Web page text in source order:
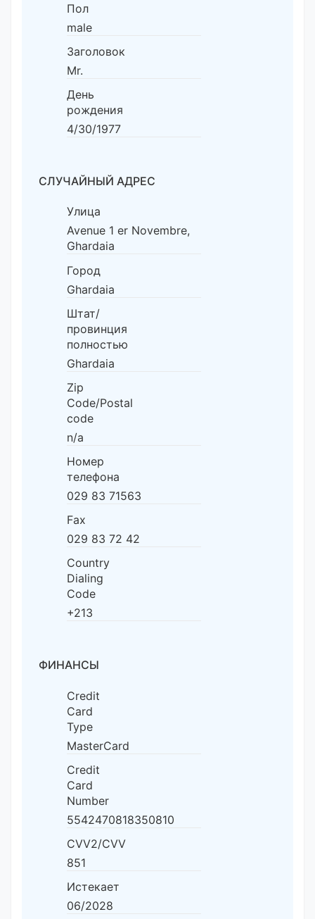
Пол
male
Заголовок
Mr.
День
рождения
4/30/1977
СЛУЧАЙНЫЙ АДРЕС
Улица
Avenue 1 er Novembre,
Ghardaia
Город
Ghardaia
Штат/
провинция
полностью
Ghardaia
Zip
Code/Postal
code
n/a
Номер
телефона
029 83 71563
Fax
029 83 72 42
Country
Dialing
Code
+213
ФИНАНСЫ
Credit
Card
Type
MasterCard
Credit
Card
Number
5542470818350810
CVV2/CVV
851
Истекает
06/2028